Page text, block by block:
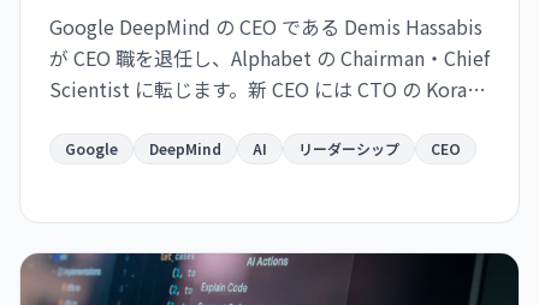
Google DeepMind の CEO である Demis Hassabis
が CEO 職を退任し、Alphabet の Chairman・Chief
Scientist に転じます。新 CEO には CTO の Koray
長期展望で分離される大きな人事変更です。
Google DeepMind AI リーダーシップ CEO